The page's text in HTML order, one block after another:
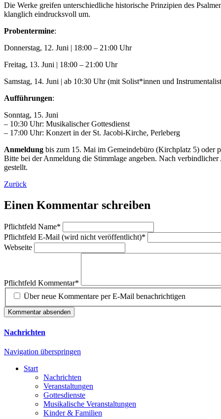
Die Werke greifen unterschiedliche historische Prinzipien des
klanglich eindrucksvoll um.
Probentermine:
Donnerstag, 12. Juni | 18:00 – 21:00 Uhr
Freitag, 13. Juni | 18:00 – 21:00 Uhr
Samstag, 14. Juni | ab 10:30 Uhr (mit Solist*innen und
Aufführungen:
Sonntag, 15. Juni
– 10:30 Uhr: Musikalischer Gottesdienst
– 17:00 Uhr: Konzert in der St. Jacobi-Kirche, Perleberg
Anmeldung bis zum 15. Mai im Gemeindebüro (Kirchplatz 5) oder
Bitte bei der Anmeldung die Stimmlage angeben. Nach
gestellt.
Zurück
Einen Kommentar schreiben
Pflichtfeld Name*
Pflichtfeld E-Mail (wird nicht veröffentlicht)*
Webseite
Pflichtfeld Kommentar*
Über neue Kommentare per E-Mail benachrichtigen
Kommentar absenden
Nachrichten
Navigation überspringen
Start
Nachrichten
Veranstaltungen
Gottesdienste
Musikalische Veranstaltungen
Kinder & Familien